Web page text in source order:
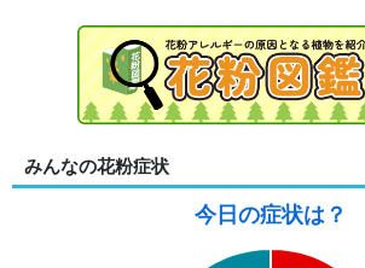
みんなの花粉症状
今日の症状は？